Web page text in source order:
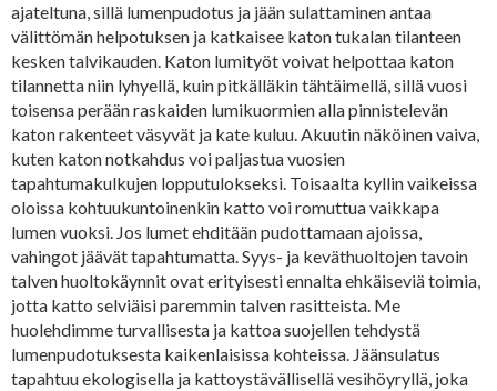
ajateltuna, sillä lumenpudotus ja jään sulattaminen antaa
välittömän helpotuksen ja katkaisee katon tukalan tilanteen
kesken talvikauden. Katon lumityöt voivat helpottaa katon
tilannetta niin lyhyellä, kuin pitkälläkin tähtäimellä, sillä vuosi
toisensa perään raskaiden lumikuormien alla pinnistelevän
katon rakenteet väsyvät ja kate kuluu. Akuutin näköinen vaiva,
kuten katon notkahdus voi paljastua vuosien
tapahtumakulkujen lopputulokseksi. Toisaalta kyllin vaikeissa
oloissa kohtuukuntoinenkin katto voi romuttua vaikkapa
lumen vuoksi. Jos lumet ehditään pudottamaan ajoissa,
vahingot jäävät tapahtumatta. Syys- ja keväthuoltojen tavoin
talven huoltokäynnit ovat erityisesti ennalta ehkäiseviä toimia,
jotta katto selviäisi paremmin talven rasitteista. Me
huolehdimme turvallisesta ja kattoa suojellen tehdystä
lumenpudotuksesta kaikenlaisissa kohteissa. Jäänsulatus
tapahtuu ekologisella ja kattoystävällisellä vesihöyryllä, joka